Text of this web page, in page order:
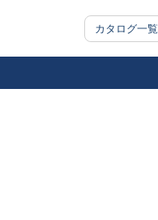
カタログ一覧